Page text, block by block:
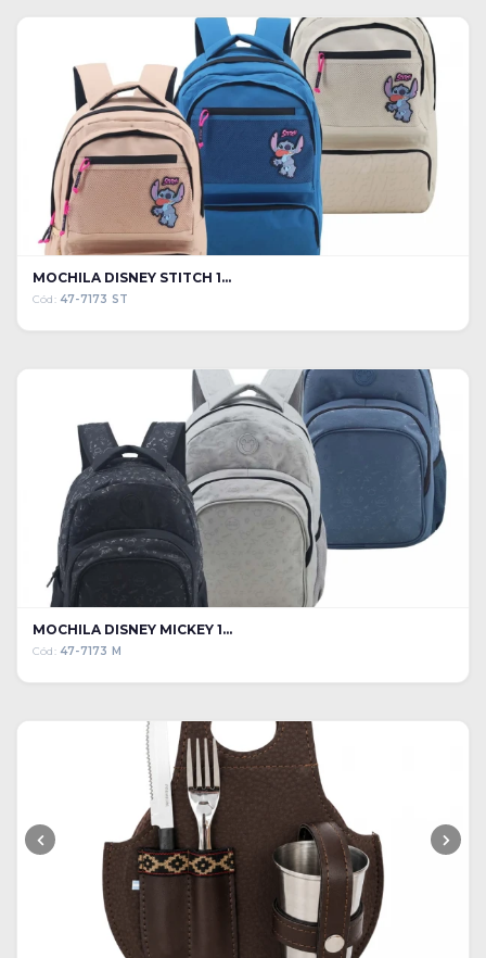
MOCHILA DISNEY STITCH 1...
Cód: 47-7173 ST
MOCHILA DISNEY MICKEY 1...
Cód: 47-7173 M